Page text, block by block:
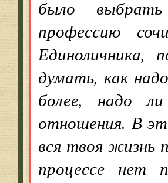
было
профессию
думать, как
более, надо
отношения. В
вся твоя жизнь
процессе нет